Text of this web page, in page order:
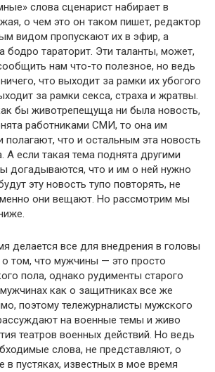
слова сценарист набирает в
о чем это он таком пишет, редактор
видом пропускают их в эфир, а
бодро тараторит. Эти таланты, может,
нам что-то по­лезное, но ведь
что выходит за рамки их убогого
за рамки секса, страха и жратвы.
бы животрепещуща ни была новость,
работниками СМИ, то она им
полагают, что и остальным эта новость
А если такая тема поднята другими
догадываются, что и им о ней нужно
эту новость тупо по­вторять, не
они вещают. Но рассмотрим мы
делается все для внедрения в головы
том, что мужчины — это просто
пола, однако рудименты старого
как о защитниках все же
поэтому тележур­налисты мужского
на военные темы и живо
театров военных действий. Но ведь
слова, не представляют, о
в пустяках, известных в мое время